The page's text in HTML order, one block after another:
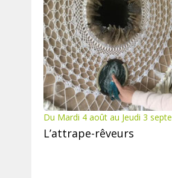
Du Mardi 4 août au Jeudi 3
L’attrape-rêveurs